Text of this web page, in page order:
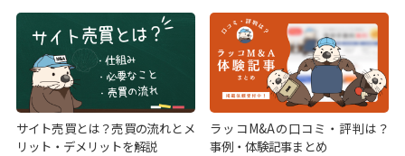
サイト売買とは？売買の流れとメ
リット・デメリットを解説
ラッコM&Aの口コミ・評判は？
事例・体験記事まとめ